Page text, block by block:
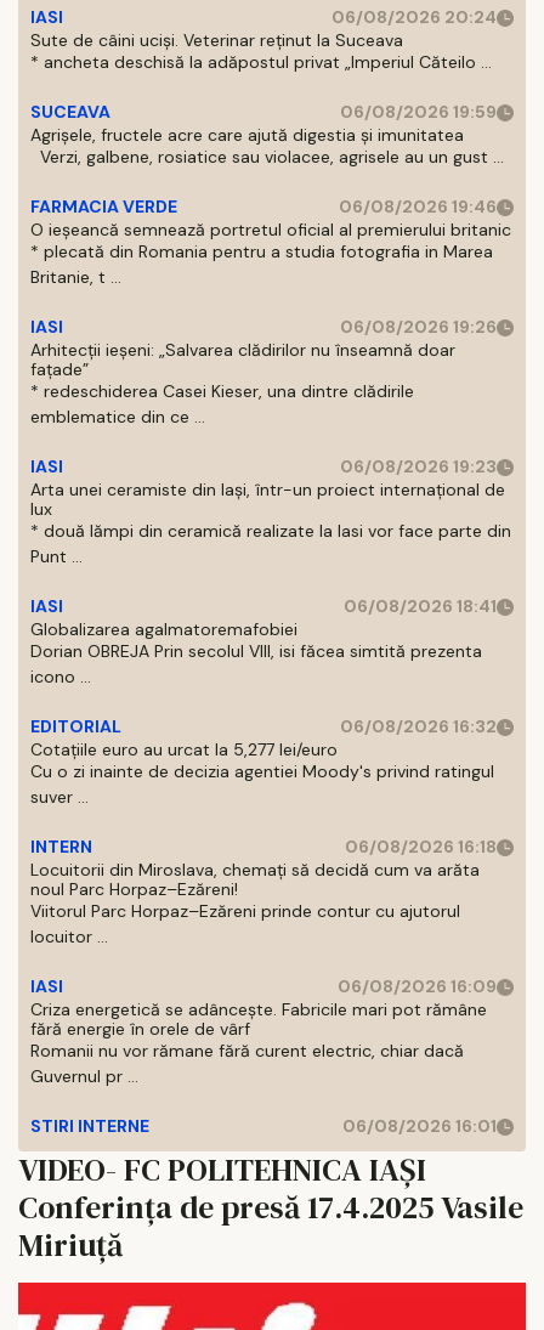
IASI
06/08/2026 20:24
Sute de câini uciși. Veterinar reținut la Suceava
* ancheta deschisă la adăpostul privat „Imperiul Căteilo ...
SUCEAVA
06/08/2026 19:59
Agrișele, fructele acre care ajută digestia și imunitatea
Verzi, galbene, rosiatice sau violacee, agrisele au un gust ...
FARMACIA VERDE
06/08/2026 19:46
O ieșeancă semnează portretul oficial al premierului britanic
* plecată din Romania pentru a studia fotografia in Marea
Britanie, t ...
IASI
06/08/2026 19:26
Arhitecții ieșeni: „Salvarea clădirilor nu înseamnă doar
fațade”
* redeschiderea Casei Kieser, una dintre clădirile
emblematice din ce ...
IASI
06/08/2026 19:23
Arta unei ceramiste din Iași, într-un proiect internațional de
lux
* două lămpi din ceramică realizate la Iasi vor face parte din
Punt ...
IASI
06/08/2026 18:41
Globalizarea agalmatoremafobiei
Dorian OBREJA Prin secolul VIII, isi făcea simtită prezenta
icono ...
EDITORIAL
06/08/2026 16:32
Cotațiile euro au urcat la 5,277 lei/euro
Cu o zi inainte de decizia agentiei Moody's privind ratingul
suver ...
INTERN
06/08/2026 16:18
Locuitorii din Miroslava, chemați să decidă cum va arăta
noul Parc Horpaz–Ezăreni!
Viitorul Parc Horpaz–Ezăreni prinde contur cu ajutorul
locuitor ...
IASI
06/08/2026 16:09
Criza energetică se adâncește. Fabricile mari pot rămâne
fără energie în orele de vârf
Romanii nu vor rămane fără curent electric, chiar dacă
Guvernul pr ...
STIRI INTERNE 06/08/2026 16:01
VIDEO- FC POLITEHNICA IAȘI
Conferința de presă 17.4.2025 Vasile
Miriuță